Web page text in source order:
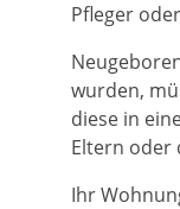
Pfleger
wurden,
diese in
Eltern oder
Ihr